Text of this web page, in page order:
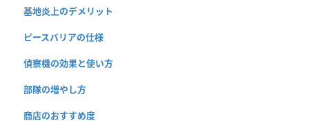
基地炎上のデメリット
ピースバリアの仕様
偵察機の効果と使い方
部隊の増やし方
商店のおすすめ度